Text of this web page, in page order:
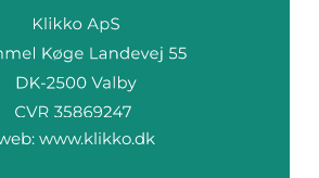
www.klikko.dk